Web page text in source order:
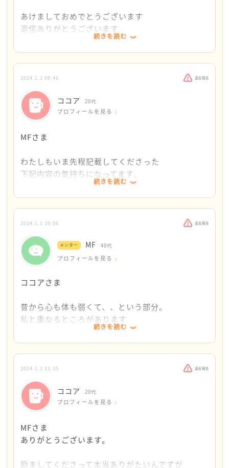
あけましておめでとうございます
返信ありがとうございます
眠れないのって本当にしんどいんですよね
私は眠れないときに、ダメな自分自身を責めてしま
って余計に苦しくて「ああ、もう出口がないや」
「誰も私のつらさはわかってくれない」「消えた
い」と思っていました
自分自身を責めるのをやめて、大丈夫！大丈夫！と
なんどでも、大丈夫とお声がけしますので遠慮なく
は休息できているので、眠れない自分を責めずにい
てほしいと思います
本当に、大丈夫ですよ。心配いらないです。
続きを読む
2024.1.1 09:46 違反報告
ココア 20代
プロフィールを見る
MFさま
わたしもいま先程記載してくださった
下記内容の気持ちになってます。
「ああ、もう出口がないや」「誰も私のつらさはわ
かってくれない」「消えたい」と思っていました
ポジティブになりたいのに
いつもポジティブになれないんですよね‥
昔から体も気持ちも弱くて‥
何も努力してこなかった自分がいけないのですが‥
よく親に言われるんです
努力しないくせにプライドとかこだわりが強いし、
その割に逃げてばっかで冒険しないしって
たので‥
また、眠れないことについてもありがとうございま
す。
仕事始めまではなるべくゆっくり過ごして
横になったりとかするようにしようと思います。
続きを読む
2024.1.1 10:56 違反報告
メンター MF 40代
プロフィールを見る
ココアさま
昔から心も体も弱くて、、という部分。
私と重なるところがあります
弱くて、がんばれなくて、
がんばれない自分が嫌で、
だれもわかってくれなくて、
でも、生きていかなきゃいけないから
もがくけど、もがけばもがくほど、
苦しくて、逃げるけど、
また自己嫌悪のループ。
不安や心配が尽きることはない。
続きを読む
2024.1.1 11:35 違反報告
ココア 20代
プロフィールを見る
MFさま
ありがとうございます。
励ましてくださって本当ありがたいんですが